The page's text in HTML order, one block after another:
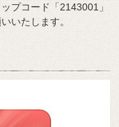
プコード「2143001」
いたします。